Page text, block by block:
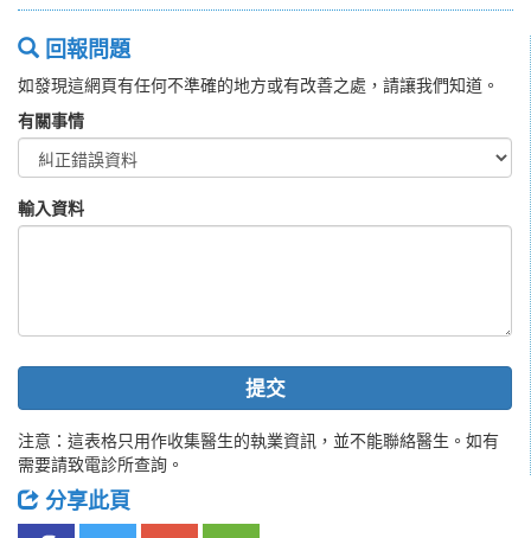
回報問題
如發現這網頁有任何不準確的地方或有改善之處，請讓我們知道。
有關事情
輸入資料
提交
注意：這表格只用作收集醫生的執業資訊，並不能聯絡醫生。如有
需要請致電診所查詢。
分享此頁